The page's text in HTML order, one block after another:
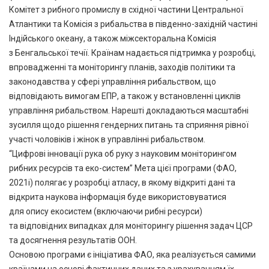
Комітет з рибного промислу в східної частини Центральної
Атлантики та Комісія з рибальства в південно-західній частині
Індійського океану, а також міжсекторальна Комісія
з Бенгальської течії. Країнам надається підтримка у розробці,
впровадженні та моніторингу планів, заходів політики та
законодавства у сфері управління рибальством, що
відповідають вимогам ЕПР, а також у встановленні циклів
управління рибальством. Нарешті докладаються масштабні
зусилля щодо рішення гендерних питань та сприяння рівної
участі чоловіків і жінок в управлінні рибальством.
“Цифрові інновації рука об руку з науковим моніторингом
рибних ресурсів та еко-систем” Мета цієї програми (ФАО,
2021i) полягає у розробці атласу, в якому відкриті дані та
відкрита наукова інформація буде використовуватися
для опису екосистем (включаючи рибні ресурси)
та відповідних випадках для моніторингу рішення задач ЦСР
та досягнення результатів ООН.
Основою програми є ініціатива ФАО, яка реалізується самими